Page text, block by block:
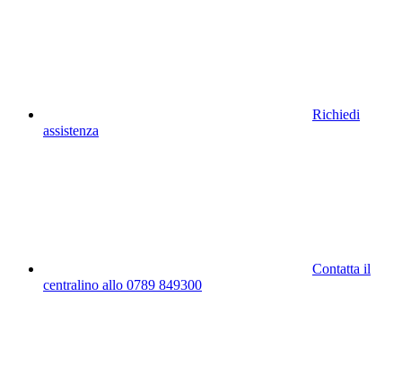
Richiedi
assistenza
Contatta il
centralino allo 0789 849300